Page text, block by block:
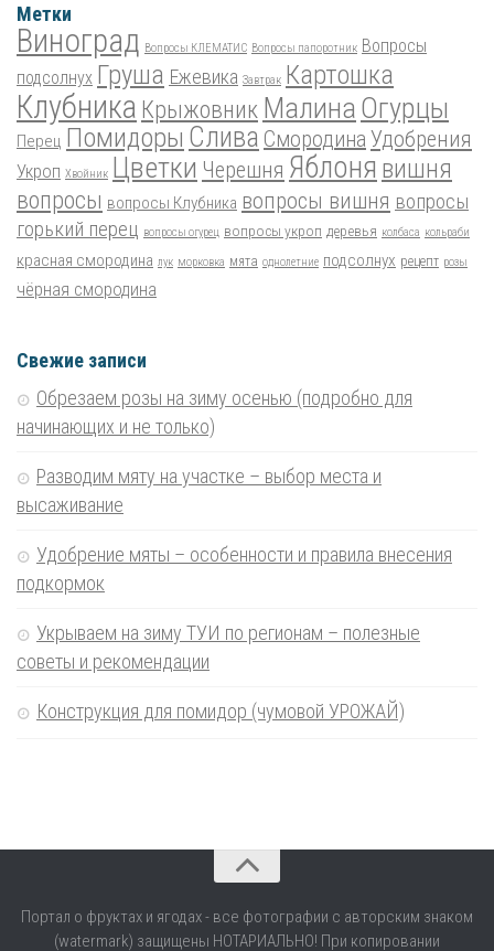
Метки
Виноград Вопросы КЛЕМАТИС Вопросы папоротник Вопросы
подсолнух Груша Ежевика Завтрак Картошка
Клубника Крыжовник Малина Огурцы
Перец Помидоры Слива Смородина Удобрения
Укроп Хвойник Цветки Черешня Яблоня вишня
вопросы вопросы Клубника вопросы вишня вопросы
горький перец вопросы огурец вопросы укроп деревья колбаса кольраби
красная смородина лук морковка мята однолетние подсолнух рецепт розы
чёрная смородина
Свежие записи
Обрезаем розы на зиму осенью (подробно для
начинающих и не только)
Разводим мяту на участке – выбор места и
высаживание
Удобрение мяты – особенности и правила внесения
подкормок
Укрываем на зиму ТУИ по регионам – полезные
советы и рекомендации
Конструкция для помидор (чумовой УРОЖАЙ)
Портал о фруктах и ягодах - все фотографии с авторским знаком
(watermark) защищены НОТАРИАЛЬНО! При копировании